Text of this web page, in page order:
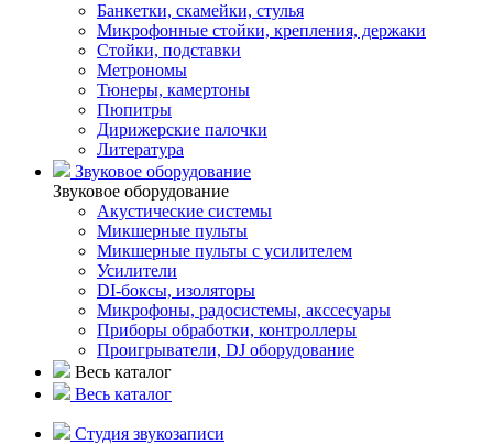
Банкетки, скамейки, стулья
Микрофонные стойки, крепления, держаки
Стойки, подставки
Метрономы
Тюнеры, камертоны
Пюпитры
Дирижерские палочки
Литература
Звуковое оборудование
Звуковое оборудование
Акустические системы
Микшерные пульты
Микшерные пульты с усилителем
Усилители
DI-боксы, изоляторы
Микрофоны, радосистемы, акссесуары
Приборы обработки, контроллеры
Проигрыватели, DJ оборудование
Весь каталог
Весь каталог
Студия звукозаписи